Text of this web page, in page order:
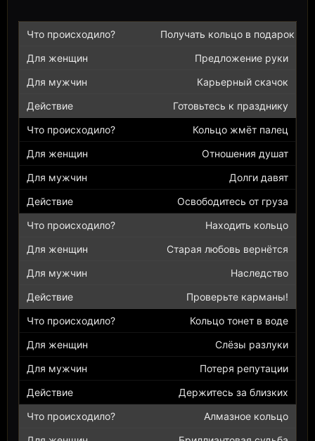
Получать кольцо в подарок
Предложение руки
Карьерный скачок
Готовьтесь к празднику
Кольцо жмёт палец
Отношения душат
Долги давят
Освободитесь от груза
Находить кольцо
Старая любовь вернётся
Наследство
Проверьте карманы!
Кольцо тонет в воде
Слёзы разлуки
Потеря репутации
Держитесь за близких
Алмазное кольцо